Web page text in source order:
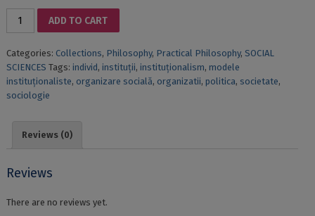
INSTITUŢIONAL.
PERSPECTIVE
PRIVIND
SCHIMBAREA
ROMÂNIA
quantity
ADD TO CART
Categories: Collections, Philosophy, Practical Philosophy, SOCIAL
SCIENCES Tags: individ, instituții, instituționalism, modele
instituționaliste, organizare socială, organizatii, politica, societate,
sociologie
Reviews (0)
Reviews
There are no reviews yet.